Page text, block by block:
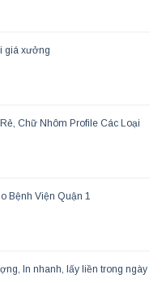
giá xưởng
Chữ Nhôm Profile Các Loại
Bệnh Viện Quận 1
In nhanh, lấy liền trong ngày